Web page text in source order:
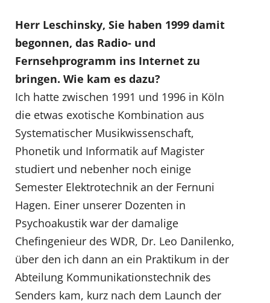
Herr Leschinsky, Sie haben 1999 damit
begonnen, das Radio- und
Fernsehprogramm ins Internet zu
bringen. Wie kam es dazu?
Ich hatte zwischen 1991 und 1996 in Köln
die etwas exotische Kombination aus
Systematischer Musikwissenschaft,
Phonetik und Informatik auf Magister
studiert und nebenher noch einige
Semester Elektrotechnik an der Fernuni
Hagen. Einer unserer Dozenten in
Psychoakustik war der damalige
Chefingenieur des WDR, Dr. Leo Danilenko,
über den ich dann an ein Praktikum in der
Abteilung Kommunikationstechnik des
Senders kam, kurz nach dem Launch der